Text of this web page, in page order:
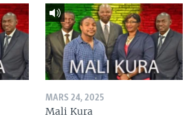
MARS 24, 2025
Mali Kura